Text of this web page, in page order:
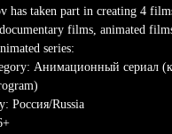
has taken part in creating 4
films, animated
series:
Анимационный сериал
Россия/Russia